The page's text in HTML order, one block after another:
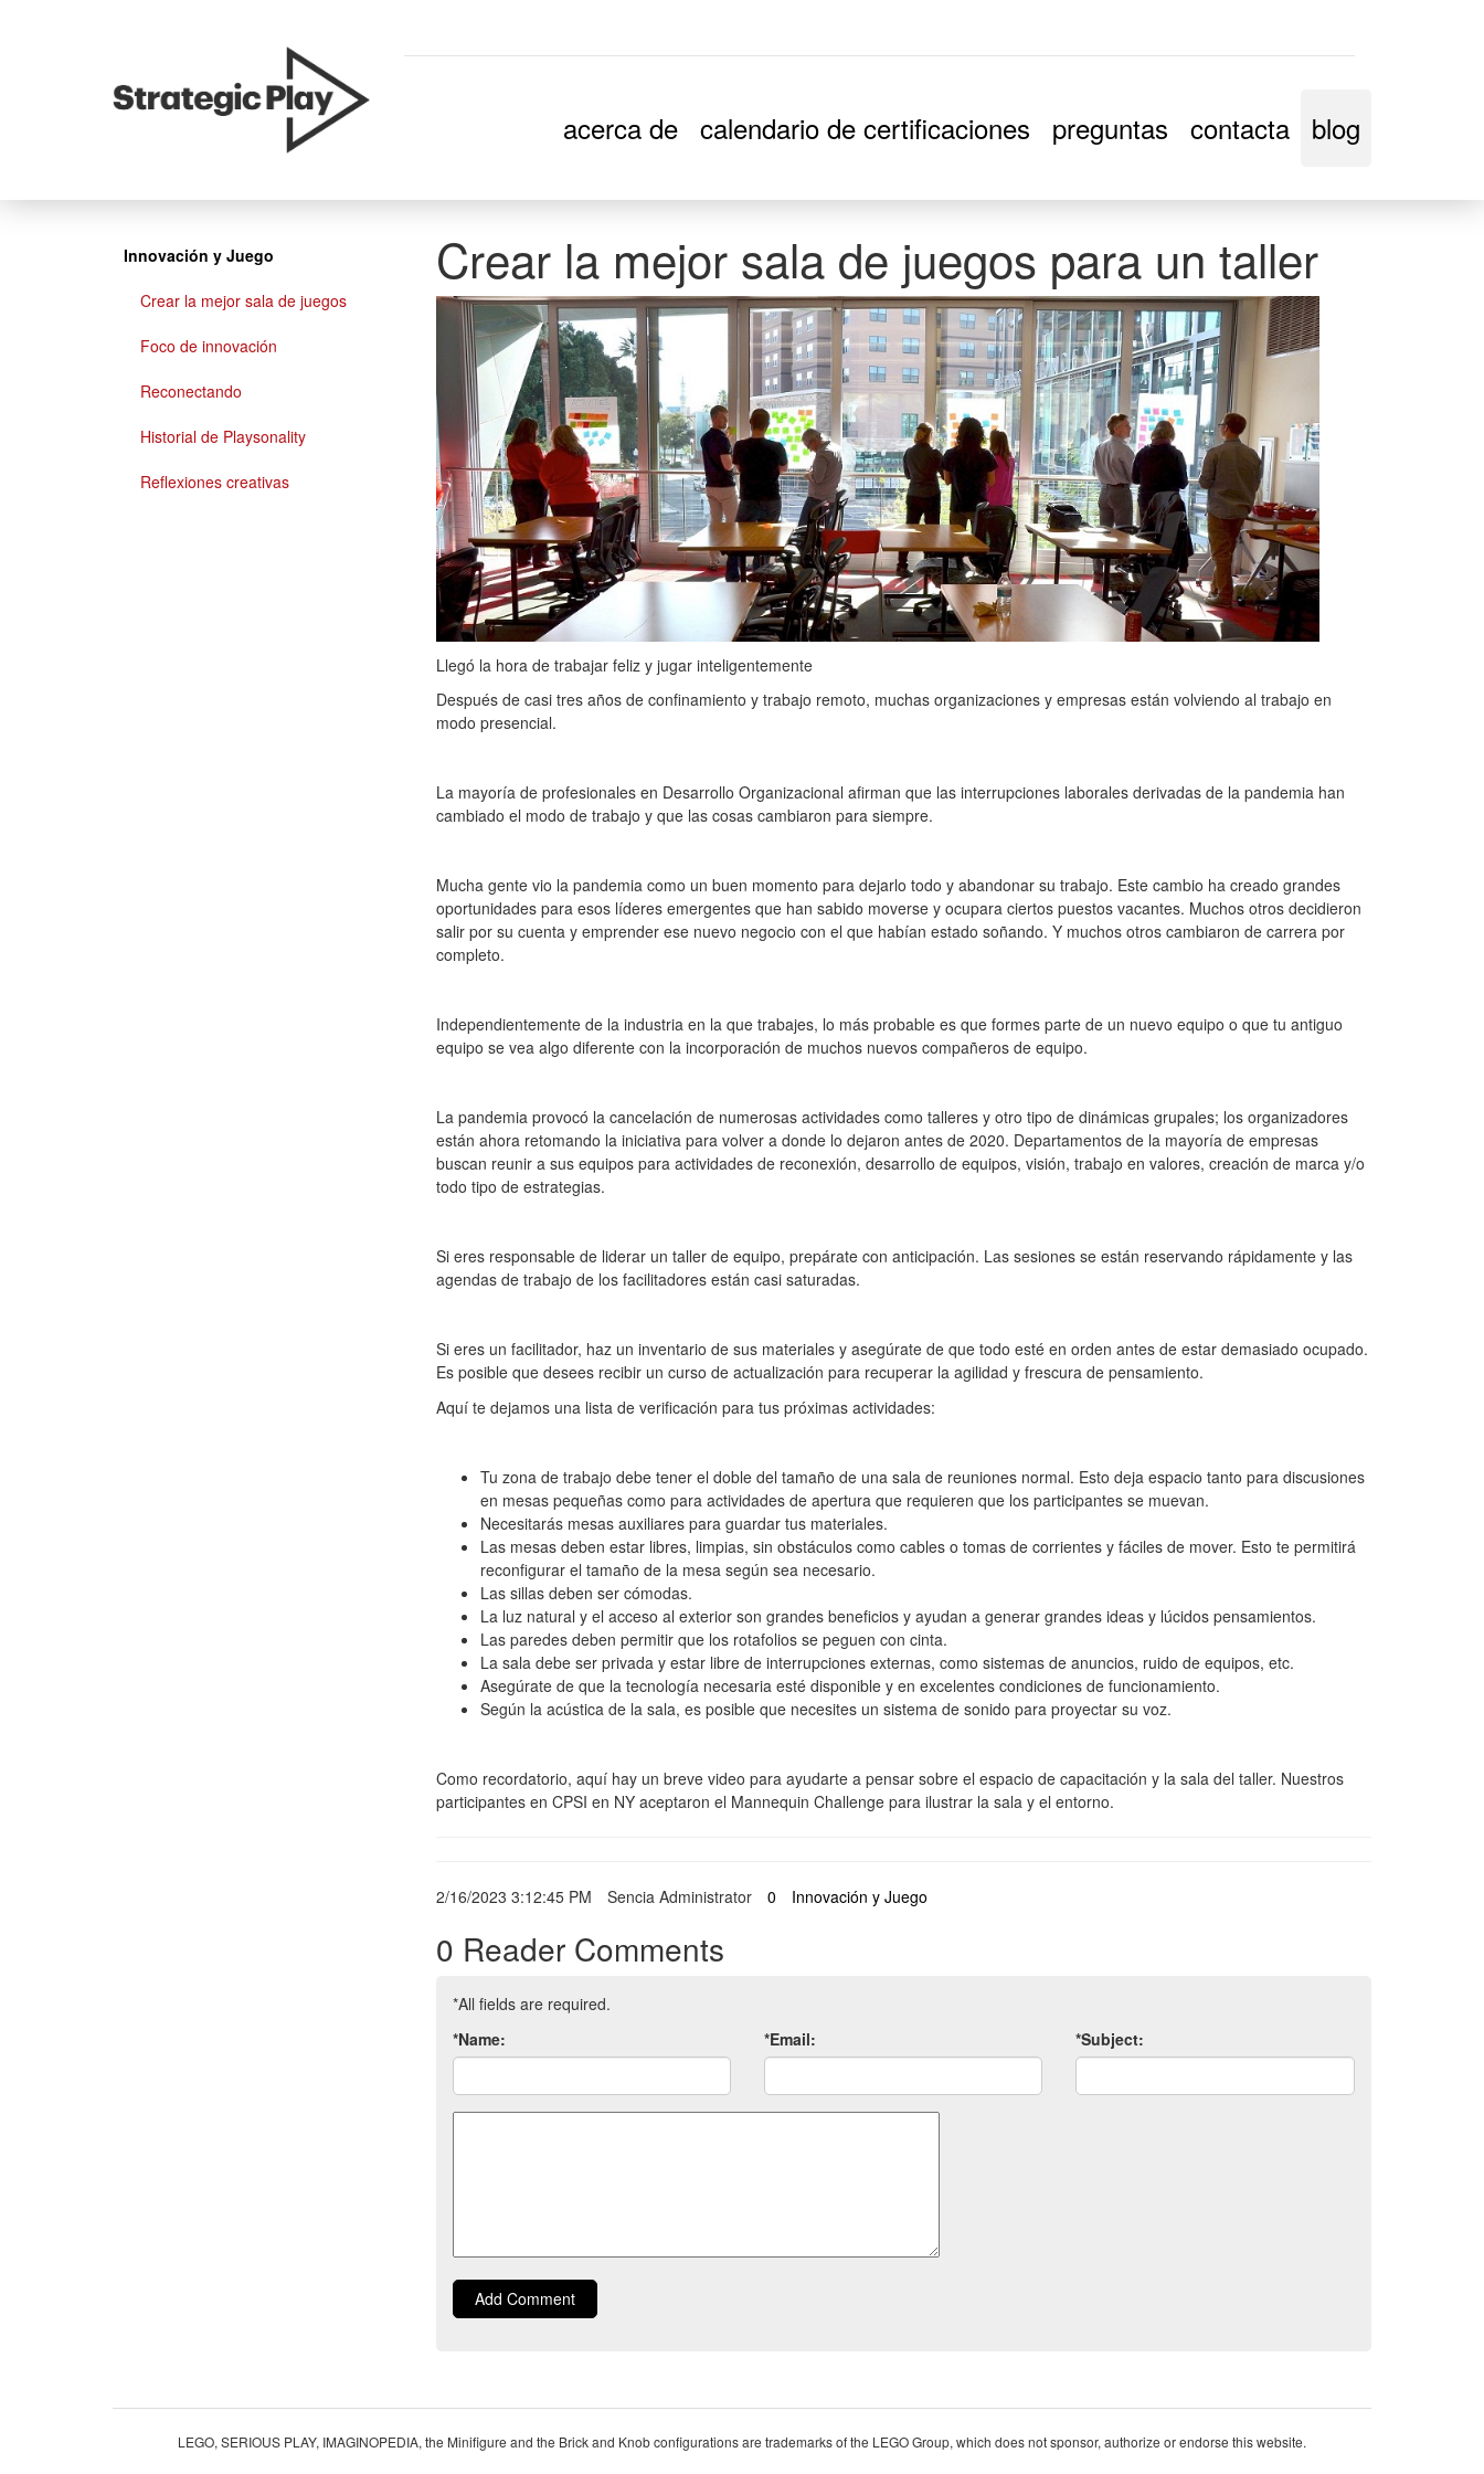
skip
acerca de calendario de certificaciones preguntas contacta blog
Crear la mejor sala de juegos para un taller
Llegó la hora de trabajar feliz y jugar inteligentemente
Después de casi tres años de confinamiento y trabajo remoto, muchas organizaciones y empresas están volviendo al trabajo en
modo presencial.
La mayoría de profesionales en Desarrollo Organizacional afirman que las interrupciones laborales derivadas de la pandemia han
cambiado el modo de trabajo y que las cosas cambiaron para siempre.
Mucha gente vio la pandemia como un buen momento para dejarlo todo y abandonar su trabajo. Este cambio ha creado grandes
oportunidades para esos líderes emergentes que han sabido moverse y ocupara ciertos puestos vacantes. Muchos otros decidieron
salir por su cuenta y emprender ese nuevo negocio con el que habían estado soñando. Y muchos otros cambiaron de carrera por
completo.
Independientemente de la industria en la que trabajes, lo más probable es que formes parte de un nuevo equipo o que tu antiguo
equipo se vea algo diferente con la incorporación de muchos nuevos compañeros de equipo.
La pandemia provocó la cancelación de numerosas actividades como talleres y otro tipo de dinámicas grupales; los organizadores
están ahora retomando la iniciativa para volver a donde lo dejaron antes de 2020. Departamentos de la mayoría de empresas
buscan reunir a sus equipos para actividades de reconexión, desarrollo de equipos, visión, trabajo en valores, creación de marca y/o
todo tipo de estrategias.
Si eres responsable de liderar un taller de equipo, prepárate con anticipación. Las sesiones se están reservando rápidamente y las
agendas de trabajo de los facilitadores están casi saturadas.
Si eres un facilitador, haz un inventario de sus materiales y asegúrate de que todo esté en orden antes de estar demasiado ocupado.
Es posible que desees recibir un curso de actualización para recuperar la agilidad y frescura de pensamiento.
Aquí te dejamos una lista de verificación para tus próximas actividades:
Tu zona de trabajo debe tener el doble del tamaño de una sala de reuniones normal. Esto deja espacio tanto para discusiones
en mesas pequeñas como para actividades de apertura que requieren que los participantes se muevan.
Necesitarás mesas auxiliares para guardar tus materiales.
Las mesas deben estar libres, limpias, sin obstáculos como cables o tomas de corrientes y fáciles de mover. Esto te permitirá
reconfigurar el tamaño de la mesa según sea necesario.
Las sillas deben ser cómodas.
La luz natural y el acceso al exterior son grandes beneficios y ayudan a generar grandes ideas y lúcidos pensamientos.
Las paredes deben permitir que los rotafolios se peguen con cinta.
La sala debe ser privada y estar libre de interrupciones externas, como sistemas de anuncios, ruido de equipos, etc.
Asegúrate de que la tecnología necesaria esté disponible y en excelentes condiciones de funcionamiento.
Según la acústica de la sala, es posible que necesites un sistema de sonido para proyectar su voz.
Como recordatorio, aquí hay un breve video para ayudarte a pensar sobre el espacio de capacitación y la sala del taller. Nuestros
participantes en CPSI en NY aceptaron el Mannequin Challenge para ilustrar la sala y el entorno.
2/16/2023 3:12:45 PM Sencia Administrator 0 Innovación y Juego
0 Reader Comments
*All fields are required.
*Name:
*Email: *Subject:
Add Comment
Innovación y Juego
Crear la mejor sala de juegos
Foco de innovación
Reconectando
Historial de Playsonality
Reflexiones creativas
LEGO, SERIOUS PLAY, IMAGINOPEDIA, the Minifigure and the Brick and Knob configurations are trademarks of the LEGO Group, which does not sponsor, authorize or endorse this website.